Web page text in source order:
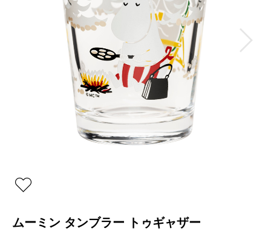
ムーミン タンブラー トゥギャザー